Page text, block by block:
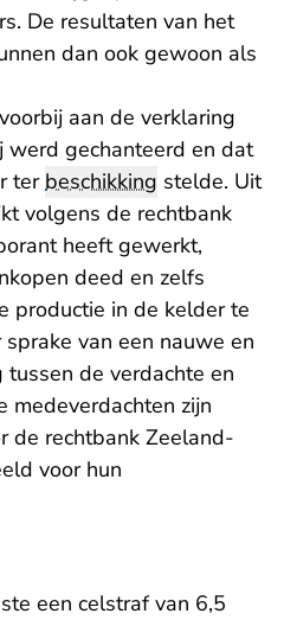
De resultaten van het
dan ook gewoon als
aan de verklaring
werd gechanteerd en dat
terbeschikking stelde. Uit
volgens de rechtbank
heeft gewerkt,
deed en zelfs
productie in de kelder te
van een nauwe en
de verdachte en
medeverdachten zijn
de rechtbank Zeeland-
voor hun
een celstraf van 6,5